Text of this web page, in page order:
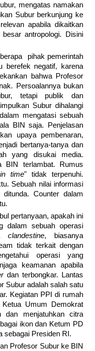
mengatas namakan
Subur berkunjung ke
apabila dikaitkan
antropologi. Disini
pihak pemerintah
berefek negatif, karena
bahwa Profesor
Persoalannya bukan
tetapi publik dan
Subur dihalangi
mengatasi sebuah
BIN saja. Penjelasan
upaya pembenaran,
bertanya-tanya dan
yang disukai media.
BIN terlambat. Rumus
time" tidak terpenuhi.
Sebuah nilai informasi
Counter dalam
pertanyaan, apakah ini
dalam sebuah operasi
clandestine, biasanya
tidak terkait dengan
operasi yang
keamanan apabila
dan terbongkar. Lantas
Subur adalah salah satu
Kegiatan PPI di rumah
Umum Demokrat
dan menjatuhkan citra
ikon dan Ketum PD
sebagai Presiden RI.
Profesor Subur ke BIN